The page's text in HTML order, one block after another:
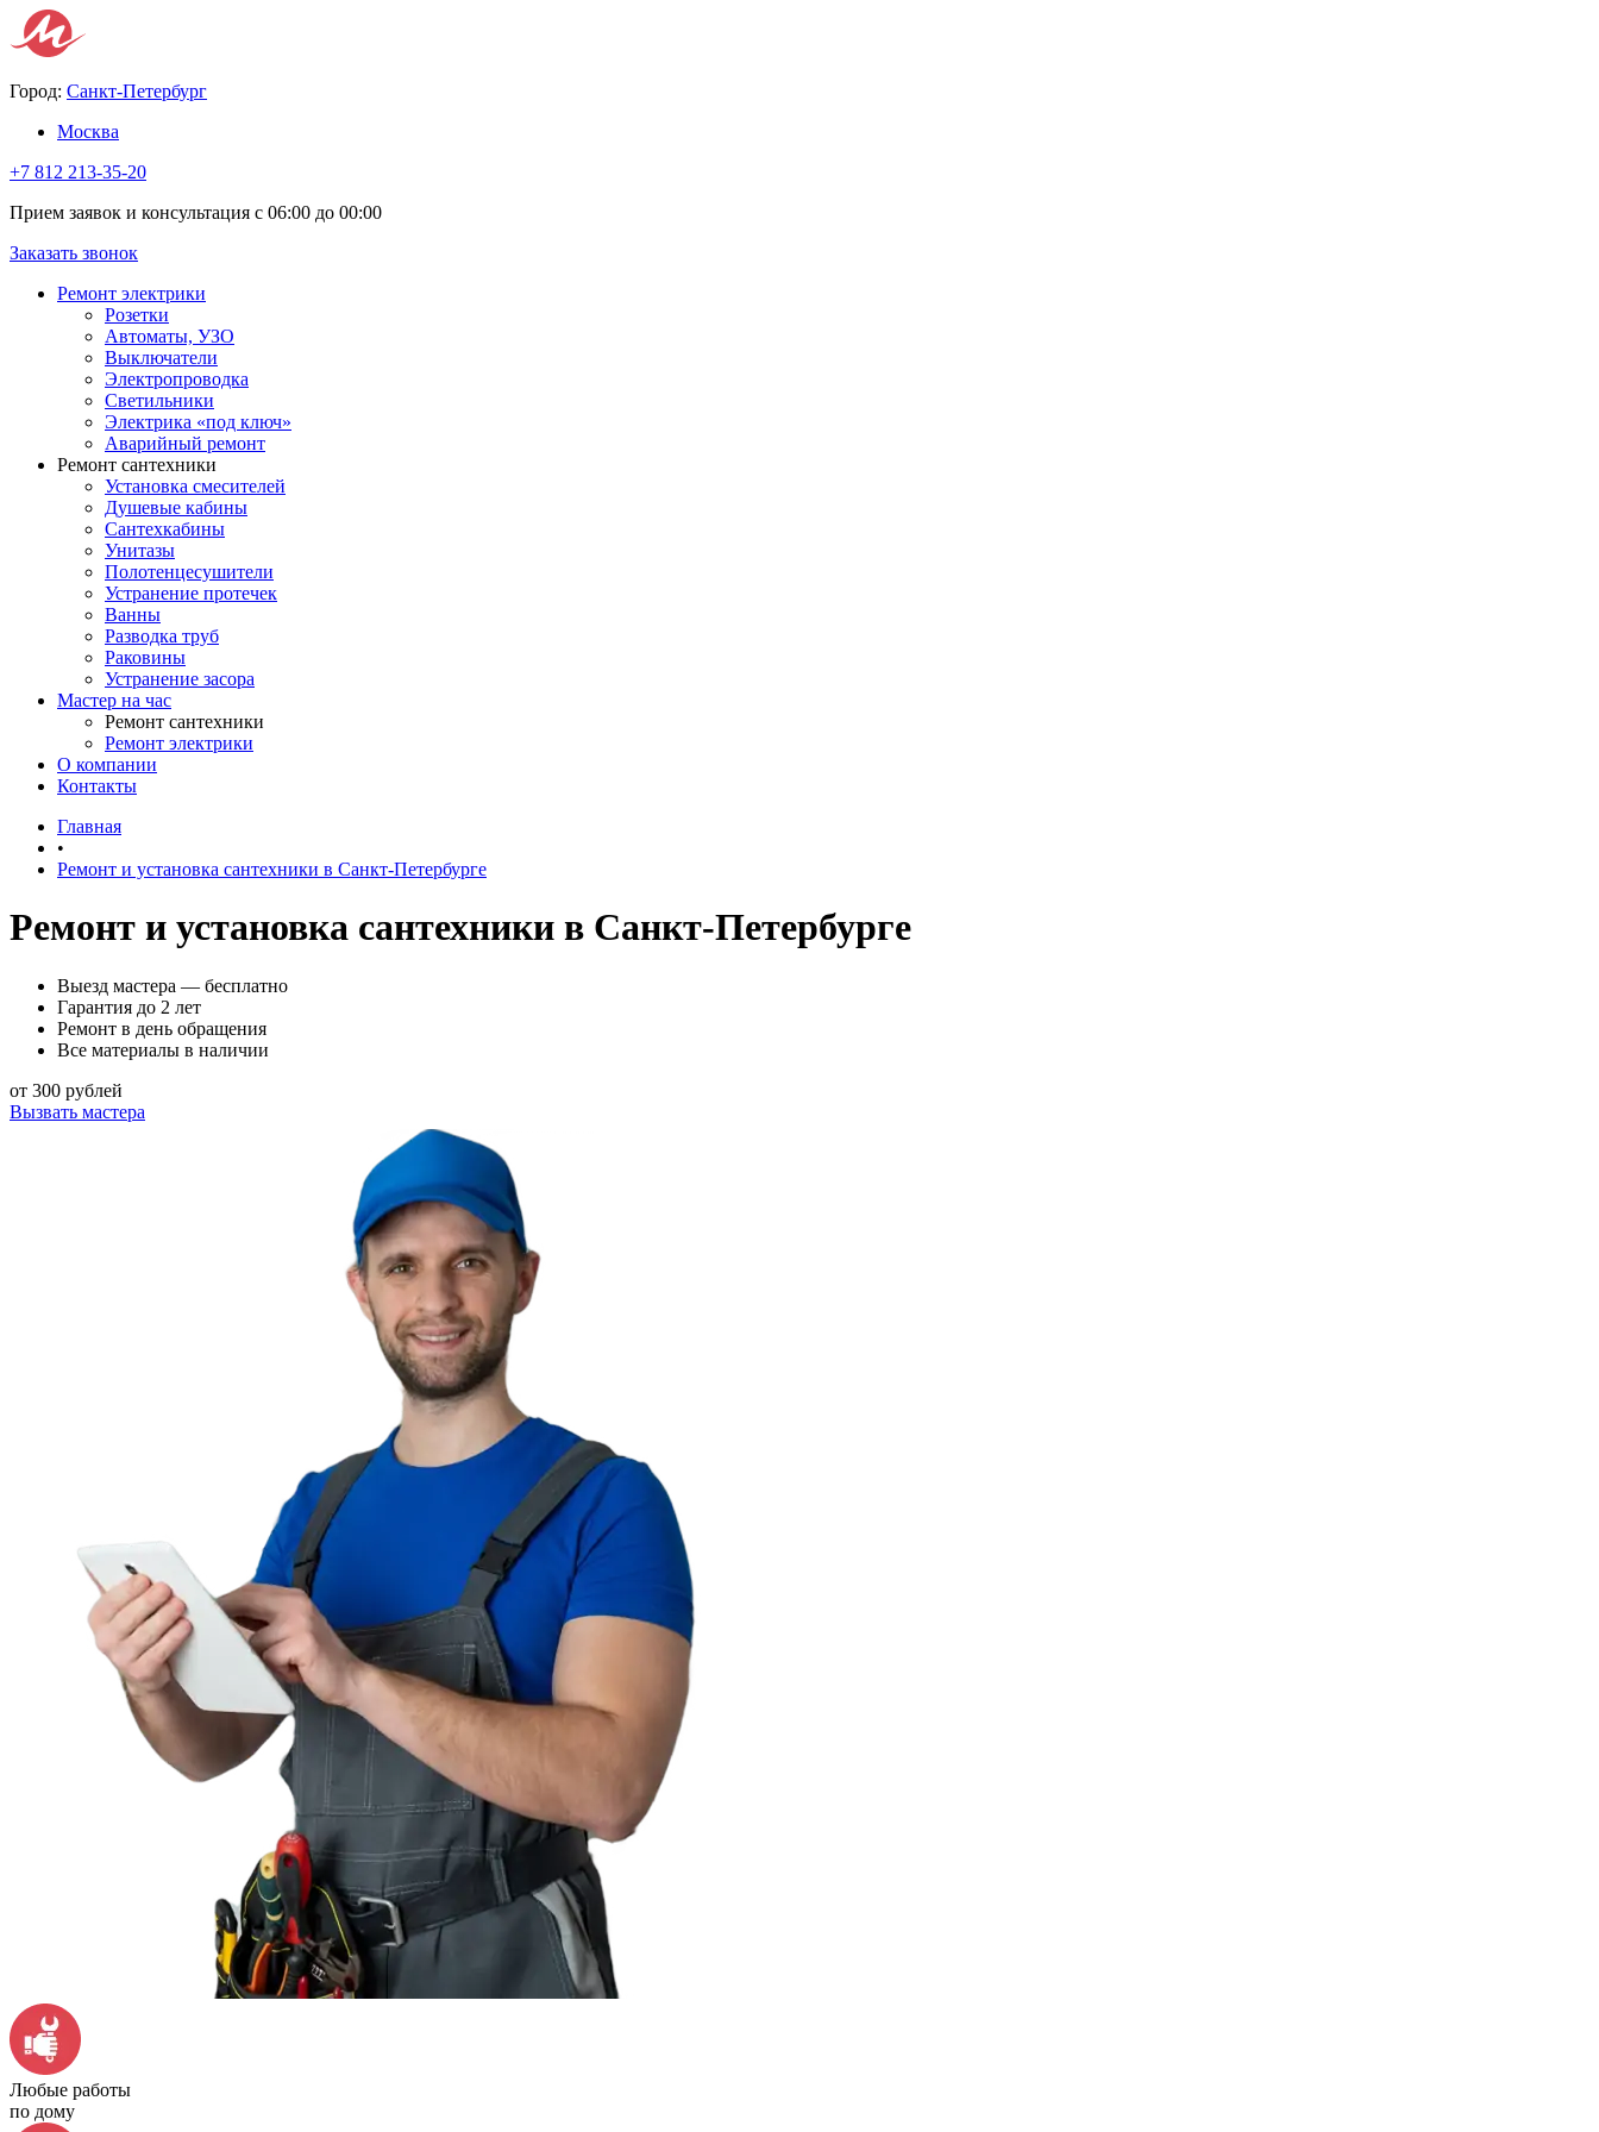
Город: Санкт-Петербург
Москва
+7 812 213-35-20
Прием заявок и консультация с 06:00 до 00:00
Заказать звонок
Ремонт электрики
Розетки
Автоматы, УЗО
Выключатели
Электропроводка
Светильники
Электрика «под ключ»
Аварийный ремонт
Ремонт сантехники
Установка смесителей
Душевые кабины
Сантехкабины
Унитазы
Полотенцесушители
Устранение протечек
Ванны
Разводка труб
Раковины
Устранение засора
Мастер на час
Ремонт сантехники
Ремонт электрики
О компании
Контакты
Главная
•
Ремонт и установка сантехники в Санкт-Петербурге
Ремонт и установка сантехники в Санкт-Петербурге
Выезд мастера — бесплатно
Гарантия до 2 лет
Ремонт в день обращения
Все материалы в наличии
от 300 рублей
Вызвать мастера
Любые работы
по дому